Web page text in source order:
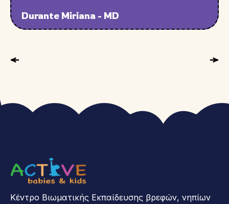
Durante Miriana - MD
Κέντρο Βιωματικής Εκπαίδευσης βρεφών, νηπίων